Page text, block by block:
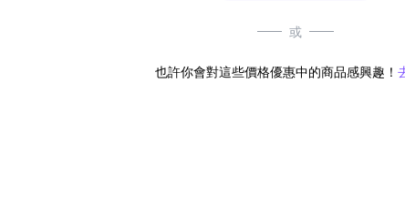
或
也許你會對這些價格優惠中的商品感興趣！